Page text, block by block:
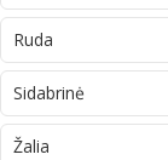
Ruda
Sidabrinė
Žalia